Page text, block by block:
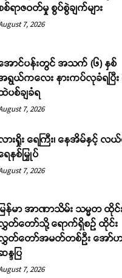
စ်ရာဇဝတ်မှု စွပ်စွဲချက်များ
7, 2026
ောင်ပန်းတွင် အသက် (၆) နှစ်
ရွယ်ကလေး နားကပ်လုခံရပြီး
ပစ်ချခံရ
7, 2026
ားရှိုး ရေကြီး၊ နေအိမ်နှင့် လယ်မ
ေနစ်မြှုပ်
7, 2026
မြန်မာ အာဏာသိမ်း သမ္မတ ထိုင်
တ်တော်သို့ ရောက်ရှိစဉ် ထိုင်း
တ်တော်အမတ်တစ်ဦး အော်
န္ဒပြ
7, 2026